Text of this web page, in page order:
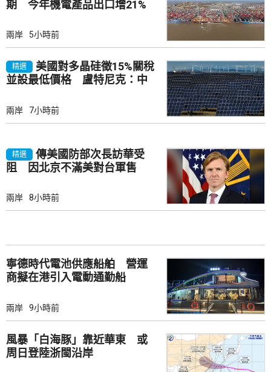
期 今年機電產品出口增21%
兩岸 5小時前
精選
美國對多晶硅徵15%關稅
並設最低價格 盧特尼克：中
兩岸 7小時前
精選
傳美國防部次長訪華受
阻 因北京不滿美對台軍售
兩岸 8小時前
寧德時代電池供應船舶 營運
商擬在港引入電動通勤船
兩岸 9小時前
風暴「白海豚」靠近華東 或
周日登陸浙閩沿岸